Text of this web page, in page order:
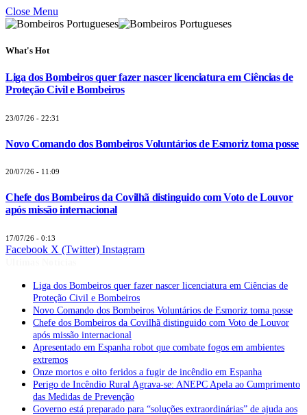
Close Menu
What's Hot
Liga dos Bombeiros quer fazer nascer licenciatura em Ciências de
Proteção Civil e Bombeiros
23/07/26 - 22:31
Novo Comando dos Bombeiros Voluntários de Esmoriz toma posse
20/07/26 - 11:09
Chefe dos Bombeiros da Covilhã distinguido com Voto de Louvor
após missão internacional
17/07/26 - 0:13
Facebook X (Twitter) Instagram
Liga dos Bombeiros quer fazer nascer licenciatura em Ciências de
Proteção Civil e Bombeiros
Novo Comando dos Bombeiros Voluntários de Esmoriz toma posse
Chefe dos Bombeiros da Covilhã distinguido com Voto de Louvor
após missão internacional
Apresentado em Espanha robot que combate fogos em ambientes
extremos
Onze mortos e oito feridos a fugir de incêndio em Espanha
Perigo de Incêndio Rural Agrava-se: ANEPC Apela ao Cumprimento
das Medidas de Prevenção
Governo está preparado para “soluções extraordinárias” de ajuda aos